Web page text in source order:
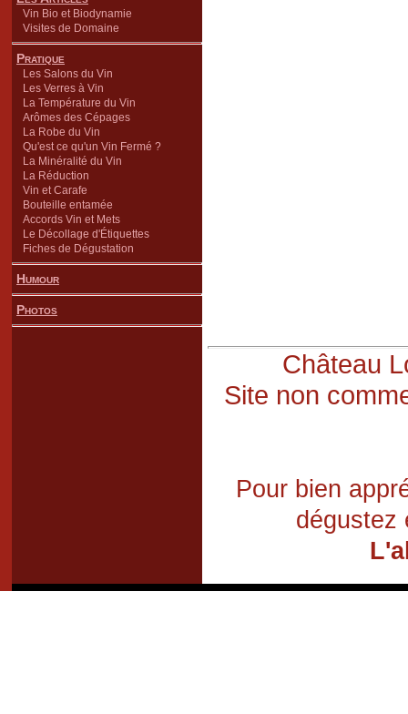
Vin Bio et Biodynamie
Visites de Domaine
Pratique
Les Salons du Vin
Les Verres à Vin
La Température du Vin
Arômes des Cépages
La Robe du Vin
Qu'est ce qu'un Vin Fermé ?
La Minéralité du Vin
La Réduction
Vin et Carafe
Bouteille entamée
Accords Vin et Mets
Le Décollage d'Étiquettes
Fiches de Dégustation
Humour
Photos
Château
Site non
Pour bien
dégustez